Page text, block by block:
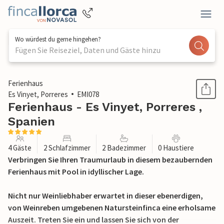
Wo würdest du gerne hingehen?
Fügen Sie Reiseziel, Daten und Gäste hinzu
1 / 47
Ferienhaus
Es Vinyet, Porreres
EMI078
Ferienhaus - Es Vinyet, Porreres ,
Spanien
4 Gäste 2 Schlafzimmer 2 Badezimmer 0 Haustiere
Verbringen Sie Ihren Traumurlaub in diesem bezaubernden
Ferienhaus mit Pool in idyllischer Lage.
Nicht nur Weinliebhaber erwartet in dieser ebenerdigen,
von Weinreben umgebenen Natursteinfinca eine erholsame
Auszeit. Treten Sie ein und lassen Sie sich von der